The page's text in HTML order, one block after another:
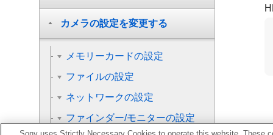
カメラの設定を変更する
メモリーカードの設定
ファイルの設定
ネットワークの設定
ファインダー/モニターの設定